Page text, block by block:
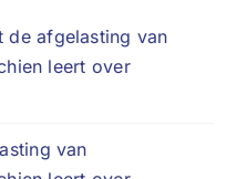
de afgelasting van
leert over
van